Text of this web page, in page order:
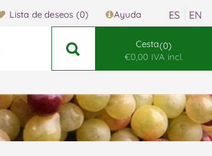
Lista de deseos (0) Ayuda
Cesta 0
€0,00 IVA incl.